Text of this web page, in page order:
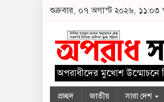
শুক্রবার, ০৭ অগাস্ট ২০২৬, ১১:০৩
প্রচ্ছদ জাতীয় সারা দেশ